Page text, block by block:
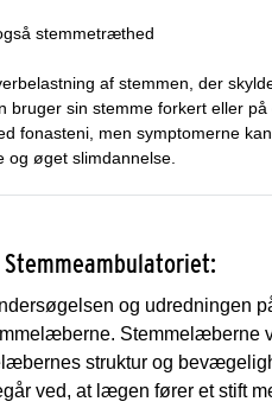
stemmetræthed
af stemmen, der
bruger sin stemme forkert eller
fonasteni, men symptomerne
og øget slimdannelse.
og udredningen
struktur og
ved, at lægen fører et stift